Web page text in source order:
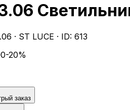
· ST LUCE · ID: 613
-20%
заказ